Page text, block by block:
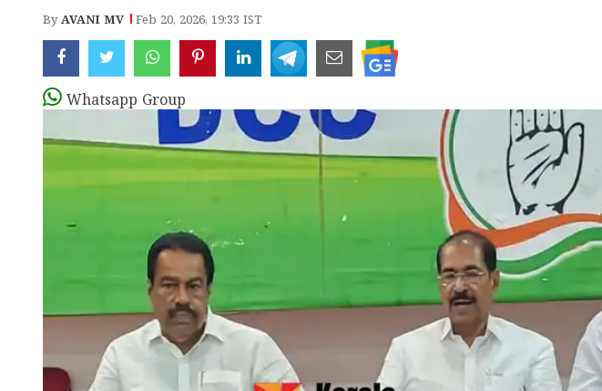
ByAVANI MV Feb 20, 2026, 19:33 IST
Whatsapp Group